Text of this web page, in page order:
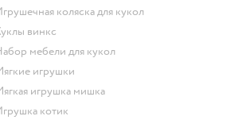
Игрушечная коляска для кукол
Куклы винкс
Набор мебели для кукол
Мягкие игрушки
Мягкая игрушка мишка
Игрушка котик